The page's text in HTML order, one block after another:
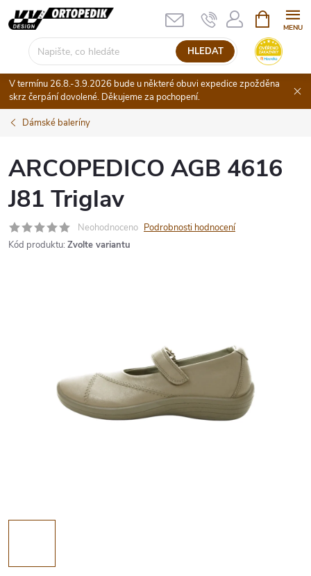
Přejít
na
HLEDAT
NÁKUPNÍ
KOŠÍK
V termínu 26.8.-3.9.2026 bude u některé obuvi expedice zpožděna
skrz čerpání dovolené. Děkujeme za pochopení.
Dámské baleríny
ARCOPEDICO AGB 4616
J81 Triglav
Neohodnoceno Podrobnosti hodnocení
Kód produktu: Zvolte variantu